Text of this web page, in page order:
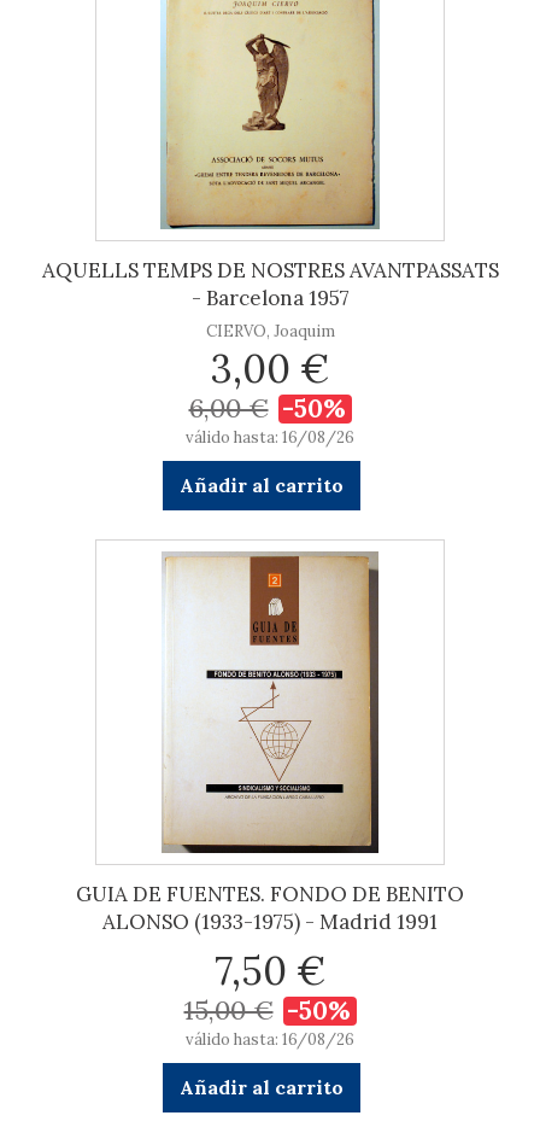
AQUELLS TEMPS DE NOSTRES AVANTPASSATS
- Barcelona 1957
CIERVO, Joaquim
3,00 €
6,00 € -50%
válido hasta: 16/08/26
Añadir al carrito
GUIA DE FUENTES. FONDO DE BENITO
ALONSO (1933-1975) - Madrid 1991
7,50 €
15,00 € -50%
válido hasta: 16/08/26
Añadir al carrito